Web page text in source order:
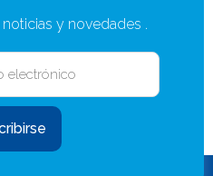
y novedades .